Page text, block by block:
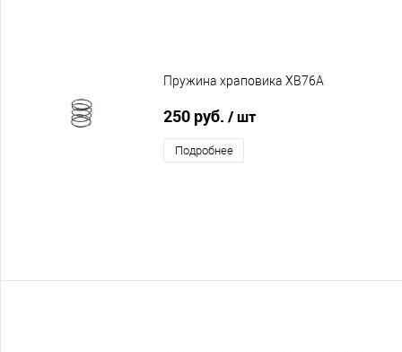
Пружина храповика XB76A
250 руб. / шт
Подробнее